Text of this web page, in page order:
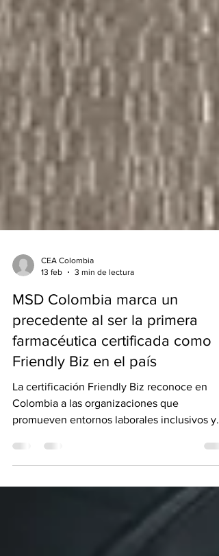
13 feb
3 min de lectura
MSD Colombia marca un
precedente al ser la primera
farmacéutica certificada como
Friendly Biz en el país
La certificación Friendly Biz reconoce en
promueven entornos laborales inclusivos y
libres de discriminación, alineados con
compromiso con la equidad, el respeto y la